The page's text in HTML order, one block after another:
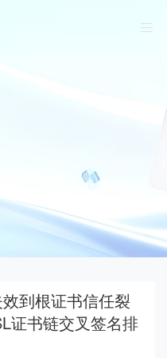
到根证书信任裂
证书链交叉签名排